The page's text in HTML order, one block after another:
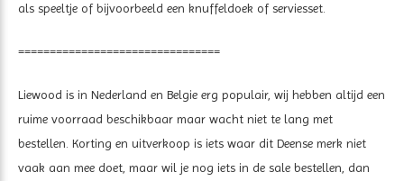
als speeltje of bijvoorbeeld een knuffeldoek of serviesset.
================================
Liewood is in Nederland en Belgie erg populair, wij hebben altijd een
ruime voorraad beschikbaar maar wacht niet te lang met
bestellen. Korting en uitverkoop is iets waar dit Deense merk niet
vaak aan mee doet, maar wil je nog iets in de sale bestellen, dan